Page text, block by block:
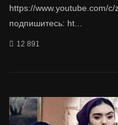
https://www.youtube.com/
подпишитесь: ht...
12 891